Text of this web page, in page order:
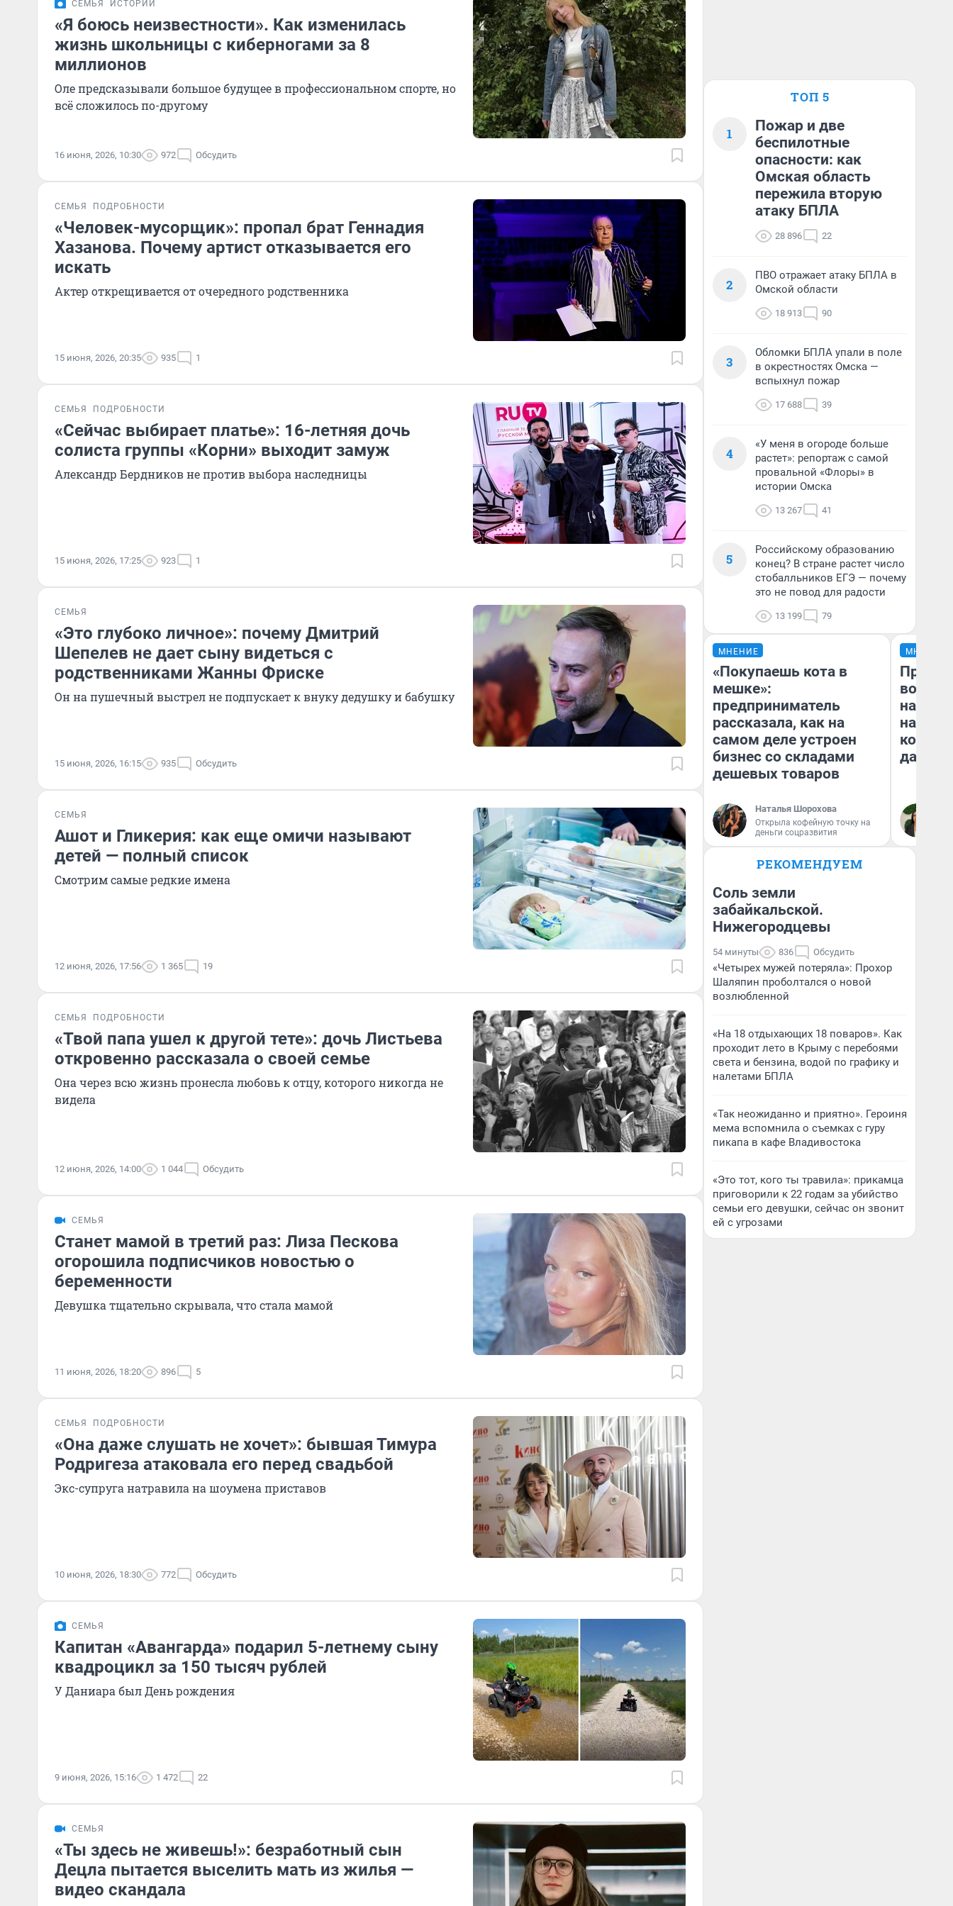
СЕМЬЯ ИСТОРИИ
«Я боюсь неизвестности». Как изменилась
жизнь школьницы с киберногами за 8
миллионов
Оле предсказывали большое будущее в профессиональном спорте, но
всё сложилось по-другому
16 июня, 2026, 10:30 972 Обсудить
СЕМЬЯ ПОДРОБНОСТИ
«Человек-мусорщик»: пропал брат Геннадия
Хазанова. Почему артист отказывается его
искать
Актер открещивается от очередного родственника
15 июня, 2026, 20:35 935 1
СЕМЬЯ ПОДРОБНОСТИ
«Сейчас выбирает платье»: 16-летняя дочь
солиста группы «Корни» выходит замуж
Александр Бердников не против выбора наследницы
15 июня, 2026, 17:25 923 1
СЕМЬЯ
«Это глубоко личное»: почему Дмитрий
Шепелев не дает сыну видеться с
родственниками Жанны Фриске
Он на пушечный выстрел не подпускает к внуку дедушку и бабушку
15 июня, 2026, 16:15 935 Обсудить
СЕМЬЯ
Ашот и Гликерия: как еще омичи называют
детей — полный список
Смотрим самые редкие имена
12 июня, 2026, 17:56 1 365 19
СЕМЬЯ ПОДРОБНОСТИ
«Твой папа ушел к другой тете»: дочь Листьева
откровенно рассказала о своей семье
Она через всю жизнь пронесла любовь к отцу, которого никогда не
видела
12 июня, 2026, 14:00 1 044 Обсудить
СЕМЬЯ
Станет мамой в третий раз: Лиза Пескова
огорошила подписчиков новостью о
беременности
Девушка тщательно скрывала, что стала мамой
11 июня, 2026, 18:20 896 5
СЕМЬЯ ПОДРОБНОСТИ
«Она даже слушать не хочет»: бывшая Тимура
Родригеза атаковала его перед свадьбой
Экс-супруга натравила на шоумена приставов
10 июня, 2026, 18:30 772 Обсудить
СЕМЬЯ
Капитан «Авангарда» подарил 5-летнему сыну
квадроцикл за 150 тысяч рублей
У Даниара был День рождения
9 июня, 2026, 15:16 1 472 22
СЕМЬЯ
«Ты здесь не живешь!»: безработный сын
Децла пытается выселить мать из жилья —
видео скандала
ТОП 5
1
Пожар и две
беспилотные
опасности: как
Омская область
пережила вторую
атаку БПЛА
28 896 22
2
ПВО отражает атаку БПЛА в
Омской области
18 913 90
3
Обломки БПЛА упали в поле
в окрестностях Омска —
вспыхнул пожар
17 688 39
4
«У меня в огороде больше
растет»: репортаж с самой
провальной «Флоры» в
истории Омска
13 267 41
5
Российскому образованию
конец? В стране растет число
стобалльников ЕГЭ — почему
это не повод для радости
13 199 79
МНЕНИЕ
«Покупаешь кота в
мешке»:
предприниматель
рассказала, как на
самом деле устроен
бизнес со складами
дешевых товаров
Наталья Шорохова
Открыла кофейную точку на
деньги соцразвития
МНЕНИЕ
нам
даже
РЕКОМЕНДУЕМ
Соль земли
забайкальской.
Нижегородцевы
54 минуты 836 Обсудить
«Четырех мужей потеряла»: Прохор
Шаляпин проболтался о новой
возлюбленной
«На 18 отдыхающих 18 поваров». Как
проходит лето в Крыму с перебоями
света и бензина, водой по графику и
налетами БПЛА
«Так неожиданно и приятно». Героиня
мема вспомнила о съемках с гуру
пикапа в кафе Владивостока
«Это тот, кого ты травила»: прикамца
приговорили к 22 годам за убийство
семьи его девушки, сейчас он звонит
ей с угрозами